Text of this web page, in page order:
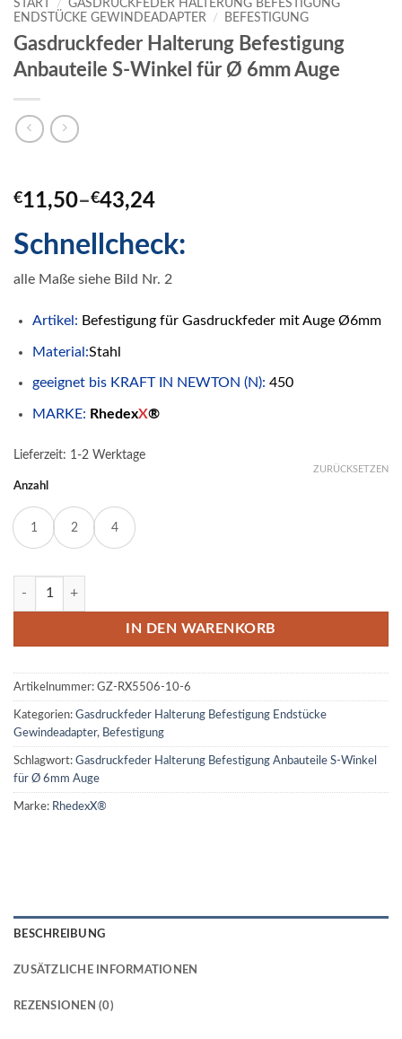
START / GASDRUCKFEDER HALTERUNG BEFESTIGUNG
ENDSTÜCKE GEWINDEADAPTER / BEFESTIGUNG
Gasdruckfeder Halterung Befestigung
Anbauteile S-Winkel für Ø 6mm Auge
€11,50–€43,24
Schnellcheck:
alle Maße siehe Bild Nr. 2
Artikel: Befestigung für Gasdruckfeder mit Auge Ø6mm
Material:Stahl
geeignet bis KRAFT IN NEWTON (N): 450
MARKE: RhedexX®
Lieferzeit: 1-2 Werktage
Anzahl
1 2 4
ZURÜCKSETZEN
Gasdruckfeder Halterung Befestigung Anbauteile S-Winkel für Ø 6mm
IN DEN WARENKORB
Artikelnummer: GZ-RX5506-10-6
Kategorien: Gasdruckfeder Halterung Befestigung Endstücke
Gewindeadapter, Befestigung
Schlagwort: Gasdruckfeder Halterung Befestigung Anbauteile S-Winkel
für Ø 6mm Auge
Marke: RhedexX®
BESCHREIBUNG
ZUSÄTZLICHE INFORMATIONEN
REZENSIONEN (0)